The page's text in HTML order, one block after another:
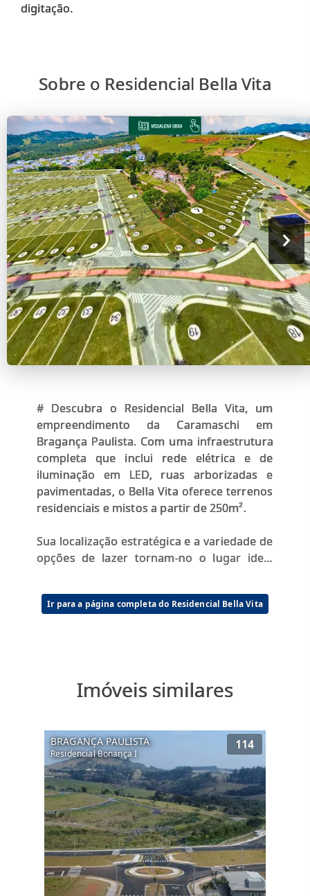
Sobre o Residencial Bella Vita
# Descubra o Residencial Bella Vita, um
empreendimento da Caramaschi em
Bragança Paulista. Com uma infraestrutura
completa que inclui rede elétrica e de
iluminação em LED, ruas arborizadas e
pavimentadas, o Bella Vita oferece terrenos
residenciais e mistos a partir de 250m².
Sua localização estratégica e a variedade de
opções de lazer tornam-no o lugar ideal
---Ir para a página completa do Residencial Bella Vita
Imóveis similares
BRAGANÇA PAULISTA
Residencial Bonança I
114